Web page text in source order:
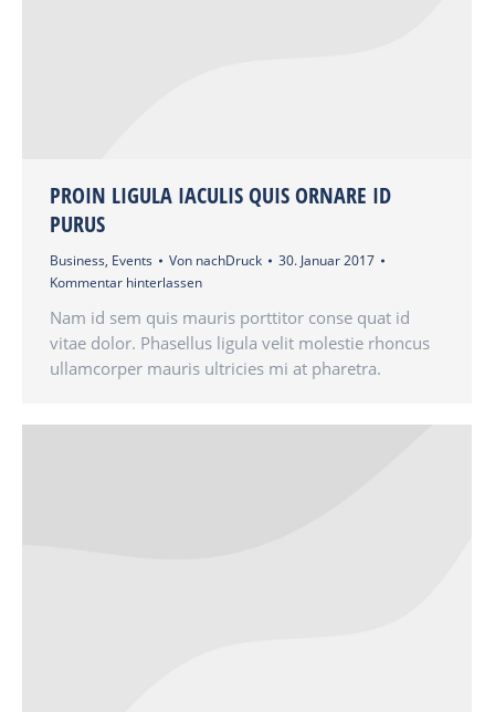
PROIN LIGULA IACULIS QUIS ORNARE ID
PURUS
Business, Events Von nachDruck
30. Januar 2017
Kommentar hinterlassen
Nam id sem quis mauris porttitor conse quat id
vitae dolor. Phasellus ligula velit molestie rhoncus
ullamcorper mauris ultricies mi at pharetra.